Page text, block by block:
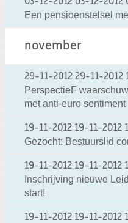
Een pensioenstelsel
november
29-11-2012 29-11-2012
PerspectieF
met anti-euro sentiment
19-11-2012 19-11-2012
Gezocht: Bestuurslid
19-11-2012 19-11-2012
Inschrijving nieuwe
start!
19-11-2012 19-11-2012